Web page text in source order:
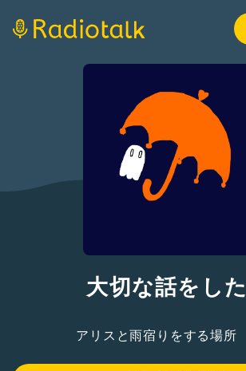
大切な話をし
アリスと雨宿りをする場所